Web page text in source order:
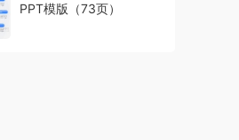
PPT模版（73页）